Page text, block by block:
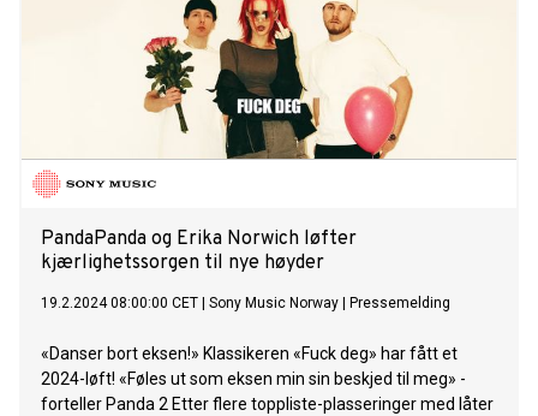
trenger nærhet, har jeg valgt å være tilfreds med å være litt
alene. Istedenfor å la noen andre som ikke ser verdien i meg
trykke meg ned. Først så måtte jeg lære å elske meg selv.»
lille Caesar aka Adam Gryting har opparbeidet seg en enorm
musikalsk erfaring tross sin unge alder. Drammensgutten
har alltid hatt en stor forkjærlighet for musikk,
PandaPanda og Erika Norwich løfter
kjærlighetssorgen til nye høyder
19.2.2024 08:00:00 CET Sony Music Norway Pressemelding
«Danser bort eksen!» Klassikeren «Fuck deg» har fått et
2024-løft! «Føles ut som eksen min sin beskjed til meg» -
forteller Panda 2 Etter flere toppliste-plasseringer med låter